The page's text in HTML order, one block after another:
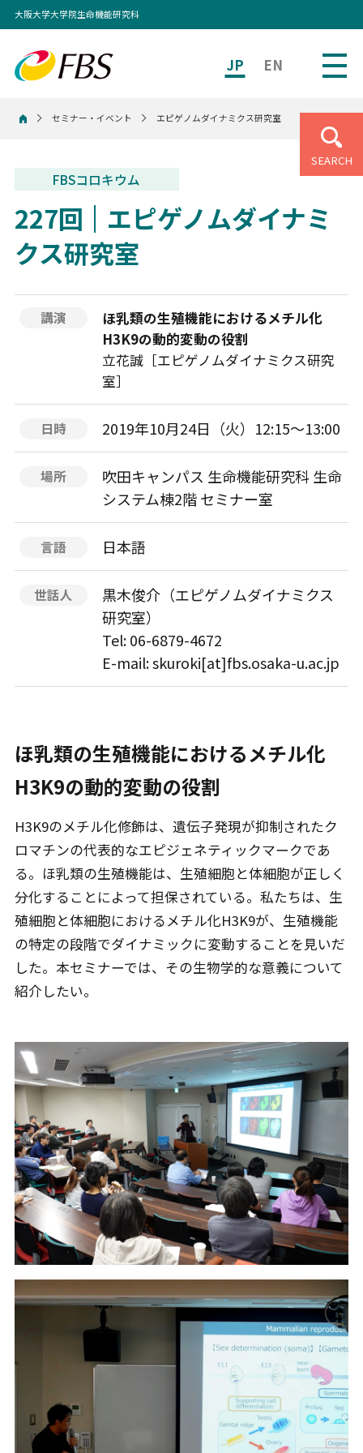
JP EN
大阪大学大学院生命機能研究科
SEARCH
ホームセミナー・イベント エピゲノムダイナミクス研究室
FBSコロキウム
227回
エピゲノムダイナミ
クス研究室
講演
ほ乳類の生殖機能におけるメチル化
H3K9の動的変動の役割
立花誠［エピゲノムダイナミクス研究
室］
日時 2019年10月24日（火）12:15～13:00
場所
吹田キャンパス 生命機能研究科 生命
システム棟2階 セミナー室
言語 日本語
世話人
黒木俊介（エピゲノムダイナミクス
研究室）
Tel: 06-6879-4672
E-mail: skuroki[at]fbs.osaka-u.ac.jp
ほ乳類の生殖機能におけるメチル化
H3K9の動的変動の役割
H3K9のメチル化修飾は、遺伝子発現が抑制されたク
ロマチンの代表的なエピジェネティックマークであ
る。ほ乳類の生殖機能は、生殖細胞と体細胞が正しく
分化することによって担保されている。私たちは、生
殖細胞と体細胞におけるメチル化H3K9が、生殖機能
の特定の段階でダイナミックに変動することを見いだ
した。本セミナーでは、その生物学的な意義について
紹介したい。